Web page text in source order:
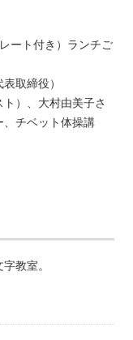
ート付き）ランチご
取締役）
）、大村由美子さ
、チベット体操講
教室。